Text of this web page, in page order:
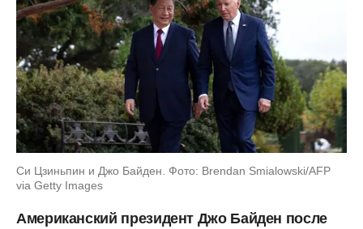
Си Цзиньпин и Джо Байден. Фото: Brendan Smialowski/AFP
via Getty Images
Американский президент Джо Байден после